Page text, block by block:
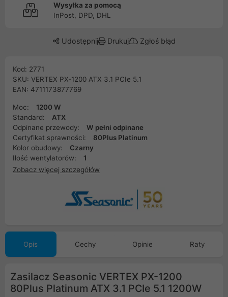
Wysyłka za pomocą
InPost, DPD, DHL
Udostępnij Drukuj Zgłoś błąd
Kod: 2771
SKU: VERTEX PX-1200 ATX 3.1 PCIe 5.1
EAN: 4711173877769
Moc:
1200 W
Standard:
ATX
Odpinane przewody:
W pełni odpinane
Certyfikat sprawności:
80Plus Platinum
Kolor obudowy:
Czarny
Ilość wentylatorów:
1
Zobacz więcej szczegółów
Opis Cechy Opinie Raty
Zasilacz Seasonic VERTEX PX-1200
80Plus Platinum ATX 3.1 PCIe 5.1 1200W